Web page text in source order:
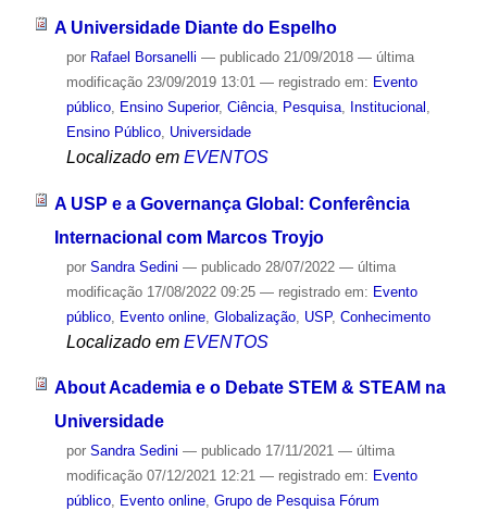
A Universidade Diante do Espelho
por Rafael Borsanelli — publicado21/09/2018 — última
modificação23/09/2019 13:01 — registrado em: Evento
público, Ensino Superior, Ciência, Pesquisa, Institucional ,
Ensino Público, Universidade
Localizado em EVENTOS
A USP e a Governança Global: Conferência
Internacional com Marcos Troyjo
por Sandra Sedini — publicado28/07/2022 — última
modificação17/08/2022 09:25 — registrado em: Evento
público, Evento online, Globalização, USP, Conhecimento
Localizado em EVENTOS
About Academia e o Debate STEM & STEAM na
Universidade
por Sandra Sedini — publicado17/11/2021 — última
modificação07/12/2021 12:21 — registrado em: Evento
público, Evento online, Grupo de Pesquisa Fórum